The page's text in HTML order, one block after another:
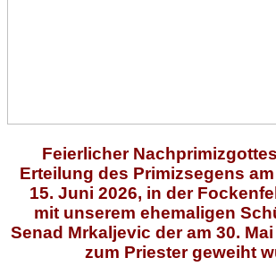
Feierlicher
Erteilung des Primizsegens
15. Juni 2026, in der
mit unserem ehemaligen
Senad Mrkaljevic der am 30.
zum Priester geweiht